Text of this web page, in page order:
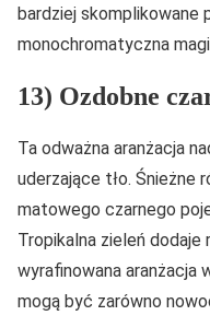
bardziej
monochromatyczna
13) Ozdobne
Ta odważna aranżacja
uderzające tło. Śnieżne
matowego czarnego
Tropikalna zieleń dodaje
wyrafinowana aranżacja
mogą być zarówno